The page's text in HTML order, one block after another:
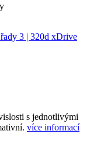
3 | 320d xDrive
s jednotlivými
více informací